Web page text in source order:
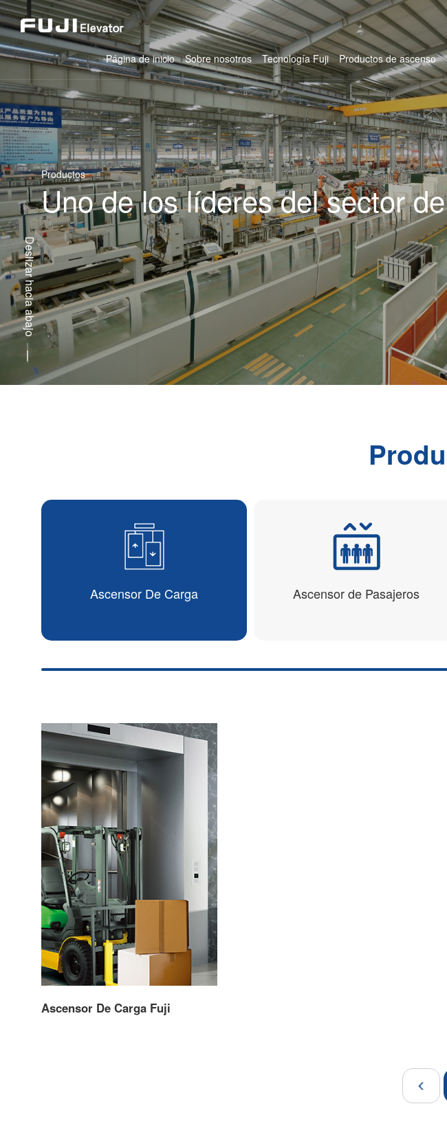
Página de inicio Sobre nosotros Tecnología Fuji Productos de ascenso
Productos
Uno de los líderes del sector
Deslizar hacia abajo
Ascensor De Carga Ascensor de Pasajeros
Ascensor De Carga Fuji